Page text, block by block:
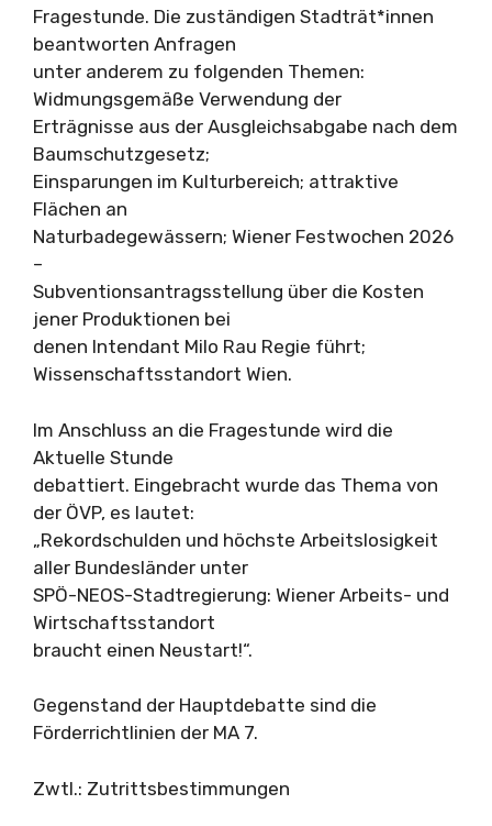
Fragestunde. Die zuständigen Stadträt*innen
beantworten Anfragen
unter anderem zu folgenden Themen:
Widmungsgemäße Verwendung der
Erträgnisse aus der Ausgleichsabgabe nach dem
Baumschutzgesetz;
Einsparungen im Kulturbereich; attraktive
Flächen an
Naturbadegewässern; Wiener Festwochen 2026
–
Subventionsantragsstellung über die Kosten
jener Produktionen bei
denen Intendant Milo Rau Regie führt;
Wissenschaftsstandort Wien.
Im Anschluss an die Fragestunde wird die
Aktuelle Stunde
debattiert. Eingebracht wurde das Thema von
der ÖVP, es lautet:
„Rekordschulden und höchste Arbeitslosigkeit
aller Bundesländer unter
SPÖ-NEOS-Stadtregierung: Wiener Arbeits- und
Wirtschaftsstandort
braucht einen Neustart!“.
Gegenstand der Hauptdebatte sind die
Förderrichtlinien der MA 7.
Zwtl.: Zutrittsbestimmungen